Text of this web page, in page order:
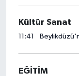
Kültür Sanat
11:41
EĞİTİM